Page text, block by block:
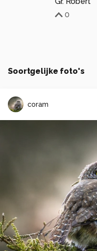
0
Soortgelijke foto's
coram